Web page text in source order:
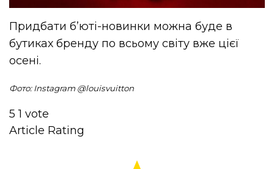
Придбати б’юті-новинки можна буде в
бутиках бренду по всьому світу вже цієї
осені.
Фото: Instagram @louisvuitton
5 1 vote
Article Rating